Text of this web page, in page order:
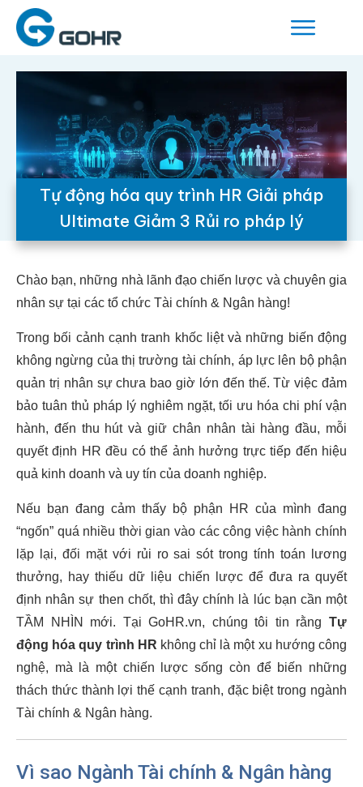
Tự động hóa quy trình HR Giải pháp
Ultimate Giảm 3 Rủi ro pháp lý
Chào bạn, những nhà lãnh đạo chiến lược và chuyên gia
nhân sự tại các tổ chức Tài chính & Ngân hàng!
Trong bối cảnh cạnh tranh khốc liệt và những biến động
không ngừng của thị trường tài chính, áp lực lên bộ phận
quản trị nhân sự chưa bao giờ lớn đến thế. Từ việc đảm
bảo tuân thủ pháp lý nghiêm ngặt, tối ưu hóa chi phí vận
hành, đến thu hút và giữ chân nhân tài hàng đầu, mỗi
quyết định HR đều có thể ảnh hưởng trực tiếp đến hiệu
quả kinh doanh và uy tín của doanh nghiệp.
Nếu bạn đang cảm thấy bộ phận HR của mình đang
“ngốn” quá nhiều thời gian vào các công việc hành chính
lặp lại, đối mặt với rủi ro sai sót trong tính toán lương
thưởng, hay thiếu dữ liệu chiến lược để đưa ra quyết
định nhân sự then chốt, thì đây chính là lúc bạn cần một
TẦM NHÌN mới. Tại GoHR.vn, chúng tôi tin rằng Tự
động hóa quy trình HR không chỉ là một xu hướng công
nghệ, mà là một chiến lược sống còn để biến những
thách thức thành lợi thế cạnh tranh, đặc biệt trong ngành
Tài chính & Ngân hàng.
Vì sao Ngành Tài chính & Ngân hàng